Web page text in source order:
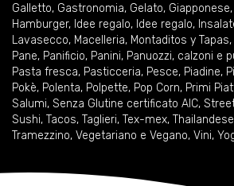
Galletto, Gastronomia, Gelato, Giapponese,
Hamburger, Idee regalo, Idee regalo,
Lavasecco, Macelleria, Montaditos y Tapas,
Pane, Panificio, Panini, Panuozzi, calzoni e
Pasta fresca, Pasticceria, Pesce, Piadine,
Pokè, Polenta, Polpette, Pop Corn, Primi
Salumi, Senza Glutine certificato AIC,
Sushi, Tacos, Taglieri, Tex-mex, Thailandese
Tramezzino, Vegetariano e Vegano, Vini,